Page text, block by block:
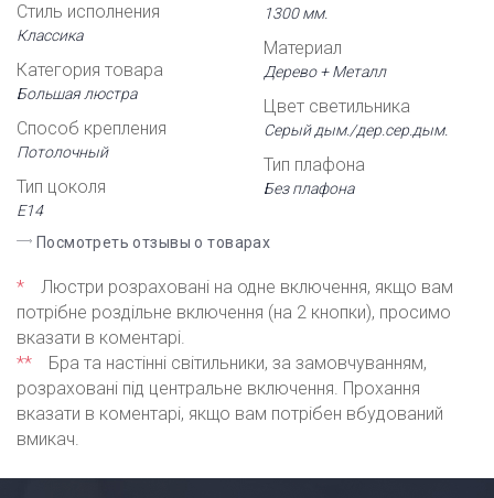
Стиль исполнения
Классика
Категория товара
Большая люстра
Способ крепления
Потолочный
Тип цоколя
Е14
1300 мм.
Материал
Дерево + Металл
Цвет светильника
Серый дым./дер.сер.дым.
Тип плафона
Без плафона
Посмотреть отзывы о товарах
*
Люстри розраховані на одне включення, якщо вам
потрібне роздільне включення (на 2 кнопки), просимо
вказати в коментарі.
**
Бра та настінні світильники, за замовчуванням,
розраховані під центральне включення. Прохання
вказати в коментарі, якщо вам потрібен вбудований
вмикач.